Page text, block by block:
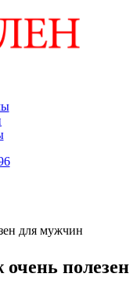
для мужчин
полезен